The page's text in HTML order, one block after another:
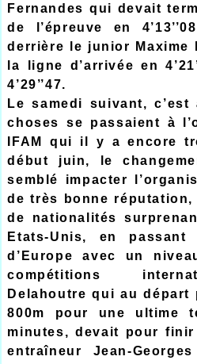
Fernandes qui devait
de l’épreuve en
derrière le junior
la ligne d’arrivée en
4’29’’47.
Le samedi suivant,
choses se passaient à
IFAM qui il y a encore
début juin, le
semblé impacter
de très bonne réputation,
de nationalités
Etats-Unis, en
d’Europe avec un
compétitions
Delahoutre qui au
800m pour une ultime
minutes, devait pour
entraîneur Jean-